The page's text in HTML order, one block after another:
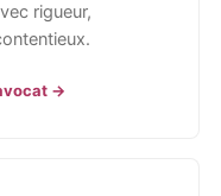
rigueur,
→